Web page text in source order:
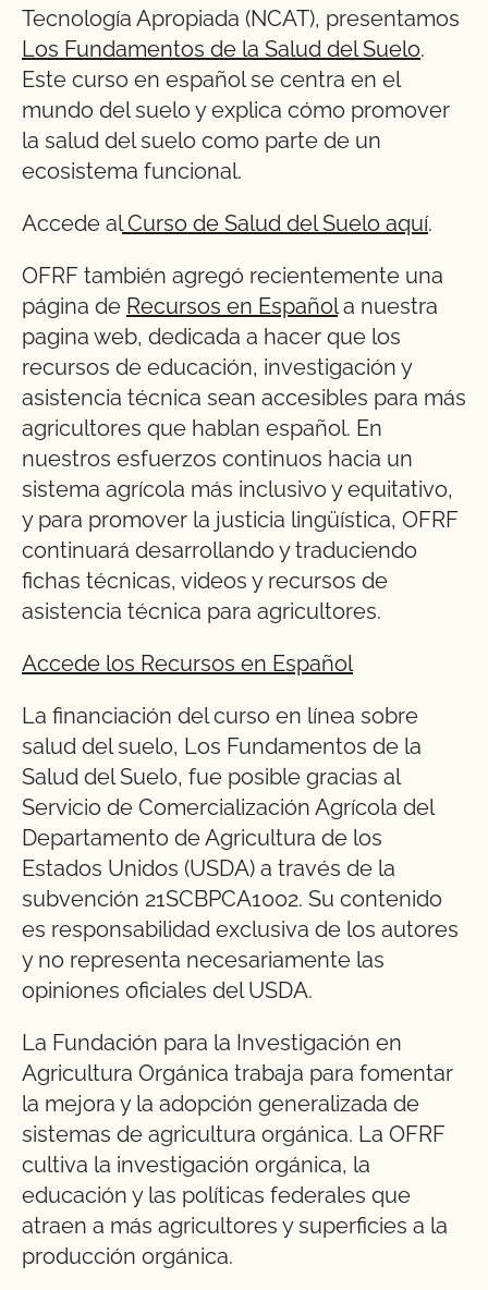
Tecnología Apropiada (NCAT), presentamos
Los Fundamentos de la Salud del Suelo.
Este curso en español se centra en el
mundo del suelo y explica cómo promover
la salud del suelo como parte de un
ecosistema funcional.
Accede alCurso de Salud del Suelo aquí.
OFRF también agregó recientemente una
página de Recursos en Española nuestra
pagina web, dedicada a hacer que los
recursos de educación, investigación y
asistencia técnica sean accesibles para más
agricultores que hablan español. En
nuestros esfuerzos continuos hacia un
sistema agrícola más inclusivo y equitativo,
y para promover la justicia lingüística, OFRF
continuará desarrollando y traduciendo
fichas técnicas, videos y recursos de
asistencia técnica para agricultores.
Accede los Recursos en Español
La financiación del curso en línea sobre
salud del suelo, Los Fundamentos de la
Salud del Suelo, fue posible gracias al
Servicio de Comercialización Agrícola del
Departamento de Agricultura de los
Estados Unidos (USDA) a través de la
subvención 21SCBPCA1002. Su contenido
es responsabilidad exclusiva de los autores
y no representa necesariamente las
opiniones oficiales del USDA.
La Fundación para la Investigación en
Agricultura Orgánica trabaja para fomentar
la mejora y la adopción generalizada de
sistemas de agricultura orgánica. La OFRF
cultiva la investigación orgánica, la
educación y las políticas federales que
atraen a más agricultores y superficies a la
producción orgánica.